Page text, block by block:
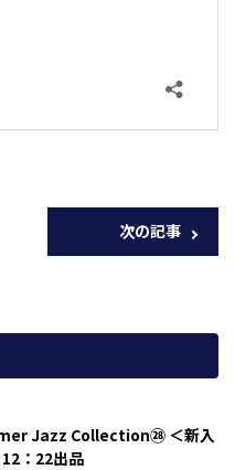
次の記事
Jazz Collection㉘ ＜新入
：22出品